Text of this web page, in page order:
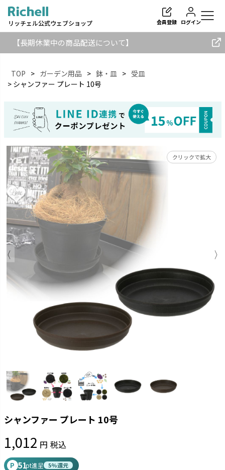
リッチェル公式ウェブショップ 会員登録 ログイン
【長期休業中の商品配送について】
TOP ガーデン用品 鉢・皿
受皿
シャンファー プレート 10号
クリックで拡大
シャンファー プレート 10号
1,012 税込
P 51pt進呈 5%還元